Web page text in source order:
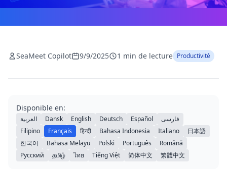
SeaMeet Copilot 9/9/2025 1 min de lecture Productivité
Disponible en:
العربية Dansk English Deutsch Español
فارسی
Filipino
Français हिन्दी Bahasa Indonesia Italiano
日本語
한국어
Bahasa Melayu Polski Português
Română
Русский
தமிழ் ไทย Tiếng Việt 简体中文 繁體中文